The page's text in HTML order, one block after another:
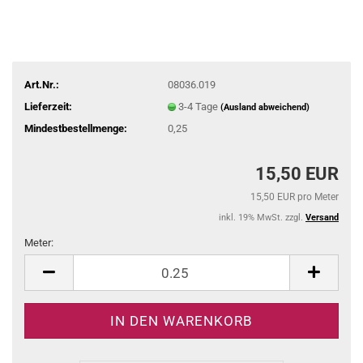
Art.Nr.:
08036.019
Lieferzeit:
3-4 Tage (Ausland abweichend)
Mindestbestellmenge: 0,25
15,50 EUR
15,50 EUR pro Meter
inkl. 19% MwSt. zzgl. Versand
Meter: